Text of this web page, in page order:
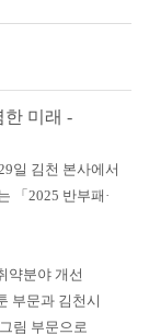
한 미래 -
일 김천 본사에서
「2025 반부패·
약분야 개선
부문과 김천시
림 부문으로